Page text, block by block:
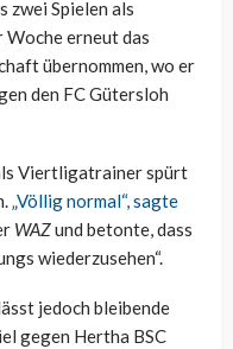
zwei Spielen als
Woche erneut das
übernommen, wo er
den FC Gütersloh
Viertligatrainer spürt
„Völlig normal“, sagte
WAZund betonte, dass
wiederzusehen“.
jedoch bleibende
gegen Hertha BSC